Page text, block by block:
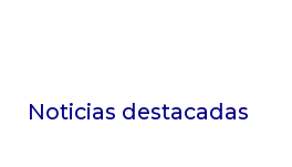
Noticias destacadas